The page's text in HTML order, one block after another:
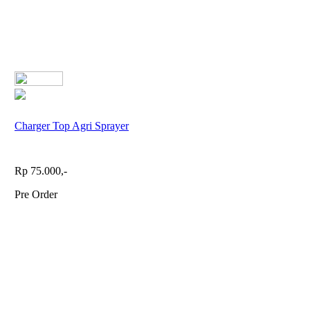
Charger Top Agri Sprayer
Rp 75.000,-
Pre Order